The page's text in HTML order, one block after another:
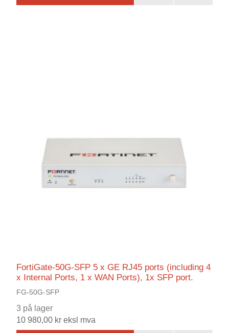
FortiGate-50G-SFP 5 x GE RJ45 ports (including 4
x Internal Ports, 1 x WAN Ports), 1x SFP port.
FG-50G-SFP
3 på lager
10 980,00 kr eksl mva